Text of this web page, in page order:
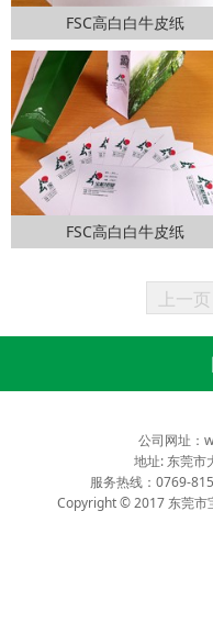
FSC高白白牛皮纸
FSC高白白牛皮纸
上一页
公司网址：
地址: 东莞市
服务热线：0769-
Copyright © 2017 东莞市